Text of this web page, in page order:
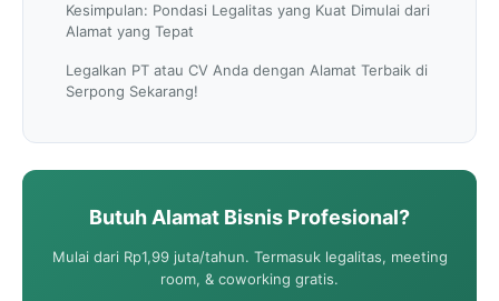
Kesimpulan: Pondasi Legalitas yang Kuat Dimulai dari
Alamat yang Tepat
Legalkan PT atau CV Anda dengan Alamat Terbaik di
Serpong Sekarang!
Butuh Alamat Bisnis Profesional?
Mulai dari Rp1,99 juta/tahun. Termasuk legalitas, meeting
room, & coworking gratis.